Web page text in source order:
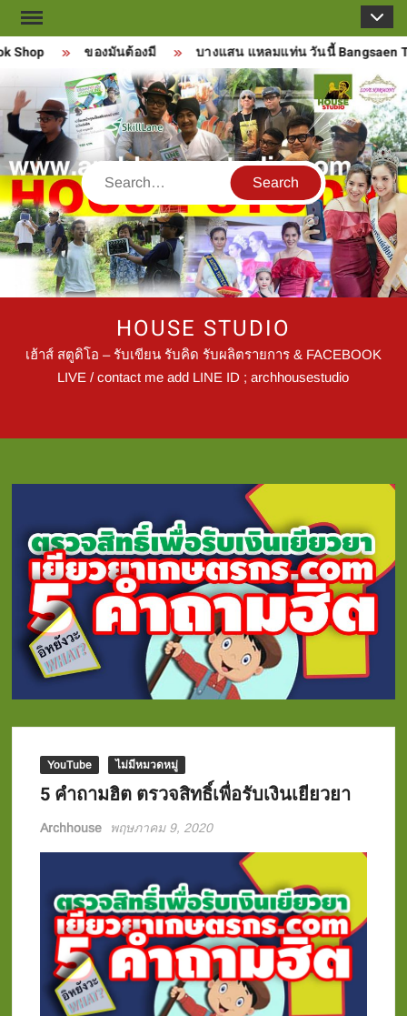
Skip
to
content
ของมันต้องมี บางแสน แหลมแท่น วันนี้ Bangsaen
Search
HOUSE STUDIO
เฮ้าส์ สตูดิโอ – รับเขียน รับคิด รับผลิตรายการ & FACEBOOK
LIVE / contact me add LINE ID ; archhousestudio
YouTube ไม่มีหมวดหมู่
5 คำถามฮิต ตรวจสิทธิ์เพื่อรับเงินเยียวยา
Archhouse พฤษภาคม 9, 2020